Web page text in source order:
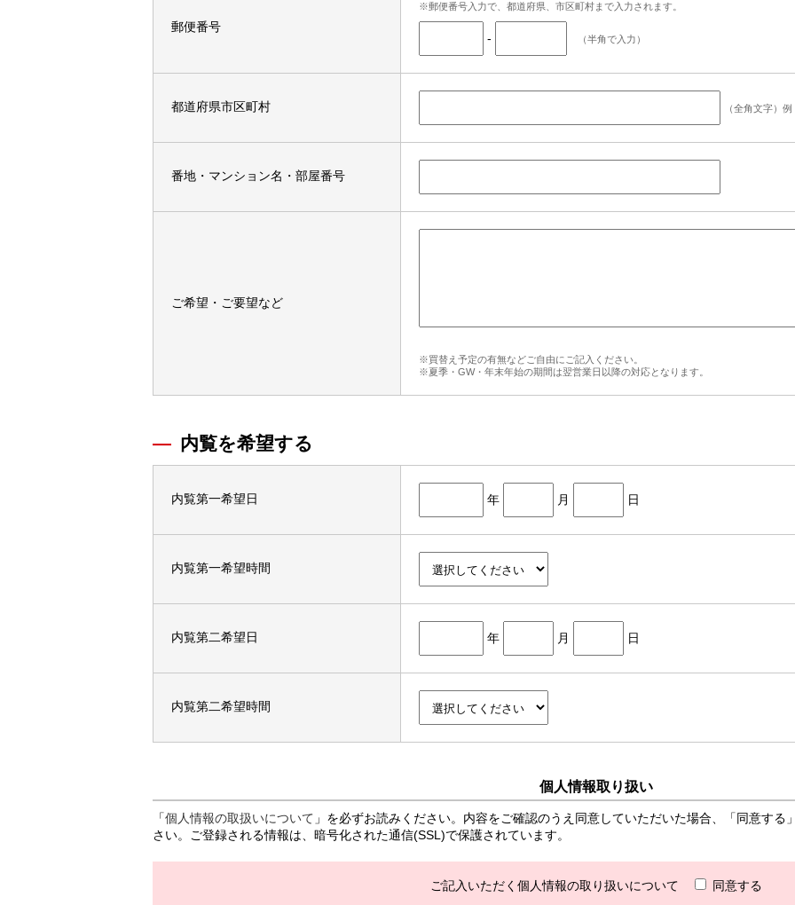
郵便番号
※郵便番号入力で、都道府県、市区町村まで入力されます。
- （半角で入力）
都道府県市区町村 （全角文字）
番地・マンション名・部屋番号
ご希望・ご要望など
※買替え予定の有無などご自由にご記入ください。
※夏季・GW・年末年始の期間は翌営業日以降の対応となります。
内覧を希望する
内覧第一希望日 年 月 日
内覧第一希望時間
内覧第二希望日 年 月 日
内覧第二希望時間
個人情報取り扱い
「個人情報の取扱いについて 」を必ずお読みください。内容をご確認のうえ同意していただいた場合、「同意す
さい。ご登録される情報は、暗号化された通信(SSL)で保護されています。
ご記入いただく個人情報の取り扱いについて 同意する